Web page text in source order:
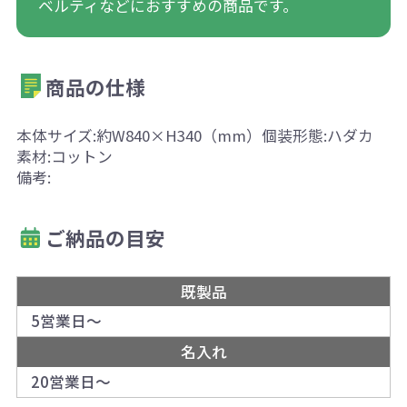
ベルティなどにおすすめの商品です。
商品の仕様
本体サイズ:約W840×H340（mm）個装形態:ハダカ
素材:コットン
備考:
ご納品の目安
既製品
5営業日～
名入れ
20営業日～